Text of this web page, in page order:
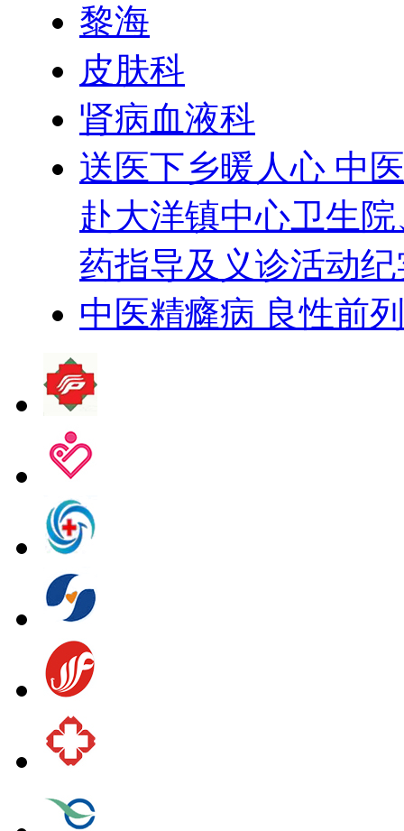
黎海
皮肤科
肾病血液科
送医下乡暖人心 中
赴大洋镇中心卫生
药指导及义诊活动纪
中医精癃病 良性前